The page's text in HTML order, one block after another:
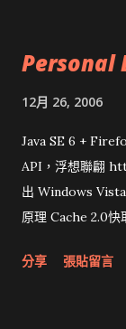
Personal
12月 26, 2006
Java SE 6 +
API，浮想聯翩
出 Windows
原理 Cache 2.0
圖治推動改革
分享 張貼留言